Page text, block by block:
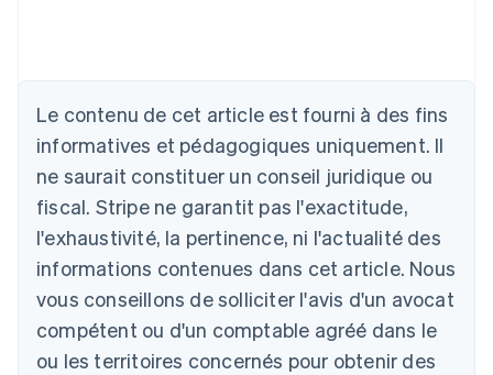
Le contenu de cet article est fourni à des fins
informatives et pédagogiques uniquement. Il
ne saurait constituer un conseil juridique ou
fiscal. Stripe ne garantit pas l'exactitude,
l'exhaustivité, la pertinence, ni l'actualité des
informations contenues dans cet article. Nous
vous conseillons de solliciter l'avis d'un avocat
compétent ou d'un comptable agréé dans le
ou les territoires concernés pour obtenir des
Australie
Autriche
DeutschEnglish
Belgique
Nederlands FrançaisDeutsch English
Brésil
PortuguêsEnglish
English
Canada
English Français
Chine continentale
简体中文English